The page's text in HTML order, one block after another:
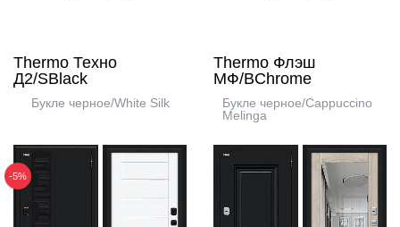
Thermo Техно
Д2/SBlack
Букле черное/White Silk
-5%
Thermo Флэш
МФ/BChrome
Букле черное/Cappuccino
Melinga